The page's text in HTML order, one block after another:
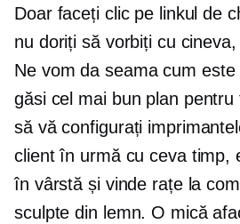
Doar faceți clic pe linkul de
nu doriți să vorbiți cu
Ne vom da seama cum
găsi cel mai bun plan
să vă configurați
client în urmă cu ceva timp,
în vârstă și vinde rațe la
sculpte din lemn. O mică